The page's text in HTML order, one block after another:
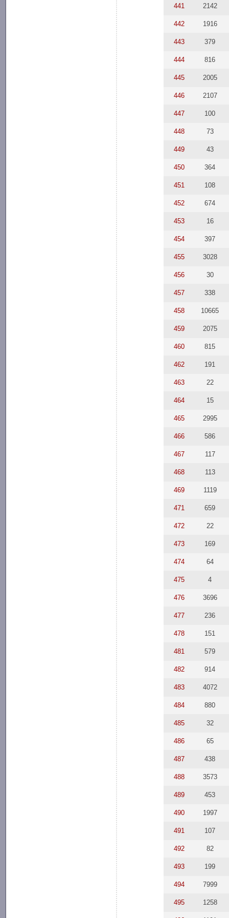
441 2142
442 1916
443 379
444 816
445 2005
446 2107
447 100
448 73
449 43
450 364
451 108
452 674
453 16
454 397
455 3028
456 30
457 338
458 10665
459 2075
460 815
462 191
463 22
464 15
465 2995
466 586
467 117
468 113
469 1119
471 659
472 22
473 169
474 64
475 4
476 3696
477 236
478 151
481 579
482 914
483 4072
484 880
485 32
486 65
487 438
488 3573
489 453
490 1997
491 107
492 82
493 199
494 7999
495 1258